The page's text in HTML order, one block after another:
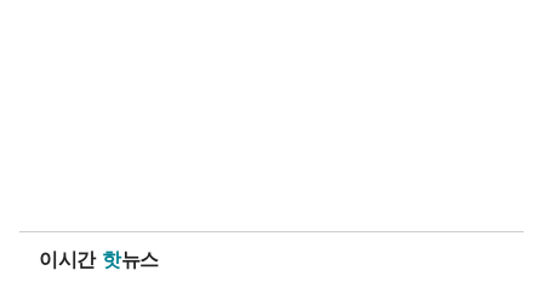
이시간 핫뉴스